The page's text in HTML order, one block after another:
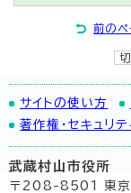
前のペ
サイトの使い方
著作権・セキュリテ
武蔵村山市役所
〒208-8501 東京